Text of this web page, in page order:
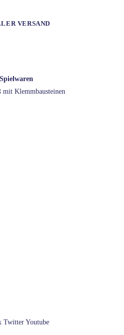
VERSAND
mit Klemmbausteinen
Twitter Youtube